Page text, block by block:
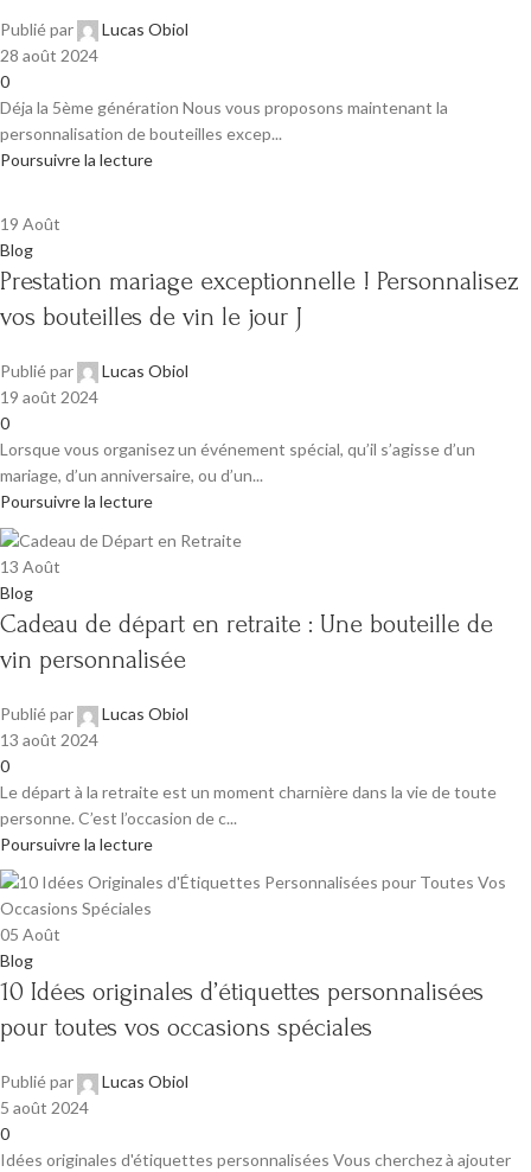
Publié par
Lucas Obiol
28 août 2024
0
Déja la 5ème génération Nous vous proposons maintenant la
personnalisation de bouteilles excep...
Poursuivre la lecture
19 Août
Blog
Prestation mariage exceptionnelle ! Personnalisez
vos bouteilles de vin le jour J
Publié par
Lucas Obiol
19 août 2024
0
Lorsque vous organisez un événement spécial, qu’il s’agisse d’un
mariage, d’un anniversaire, ou d’un...
Poursuivre la lecture
13 Août
Blog
Cadeau de départ en retraite : Une bouteille de
vin personnalisée
Publié par
Lucas Obiol
13 août 2024
0
Le départ à la retraite est un moment charnière dans la vie de toute
personne. C’est l’occasion de c...
Poursuivre la lecture
05 Août
Blog
10 Idées originales d’étiquettes personnalisées
pour toutes vos occasions spéciales
Publié par
Lucas Obiol
5 août 2024
0
Idées originales d'étiquettes personnalisées Vous cherchez à ajouter